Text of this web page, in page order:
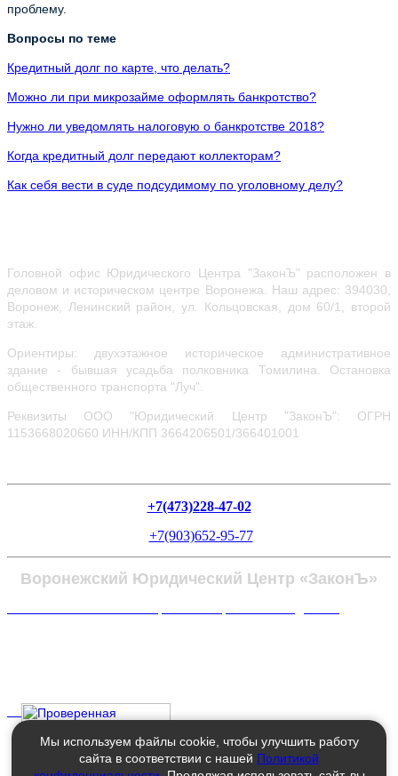
проблему.
Вопросы по теме
Кредитный долг по карте, что делать?
Можно ли при микрозайме оформлять банкротство?
Нужно ли уведомлять налоговую о банкротстве 2018?
Когда кредитный долг передают коллекторам?
Как себя вести в суде подсудимому по уголовному делу?
Головной офис Юридического Центра "ЗаконЪ" расположен в
деловом и историческом центре Воронежа. Наш адрес: 394030,
Воронеж, Ленинский район, ул.
Кольцовская, дом 60/1, второй
этаж.
Ориентиры: двухэтажное историческое административное
здание - бывшая усадьба полковника Томилина. Остановка
общественного транспорта "Луч".
Реквизиты ООО "Юридический Центр "ЗаконЪ": ОГРН
1153668020660 ИНН/КПП 3664206501/366401001
+7(473)228-47-02
+7(903)652-95-77
Воронежский Юридический Центр «ЗаконЪ»
Мы используем файлы cookie, чтобы улучшить работу
сайта в соответствии с нашей Политикой